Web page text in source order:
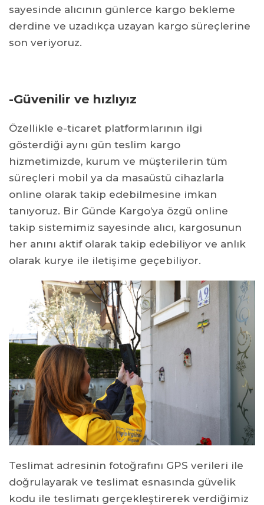
sayesinde alıcının günlerce kargo bekleme
derdine ve uzadıkça uzayan kargo süreçlerine
son veriyoruz.
-Güvenilir ve hızlıyız
Özellikle e-ticaret platformlarının ilgi
gösterdiği aynı gün teslim kargo
hizmetimizde, kurum ve müşterilerin tüm
süreçleri mobil ya da masaüstü cihazlarla
online olarak takip edebilmesine imkan
tanıyoruz. Bir Günde Kargo’ya özgü online
takip sistemimiz sayesinde alıcı, kargosunun
her anını aktif olarak takip edebiliyor ve anlık
olarak kurye ile iletişime geçebiliyor.
Teslimat adresinin fotoğrafını GPS verileri ile
doğrulayarak ve teslimat esnasında güvelik
kodu ile teslimatı gerçekleştirerek verdiğimiz